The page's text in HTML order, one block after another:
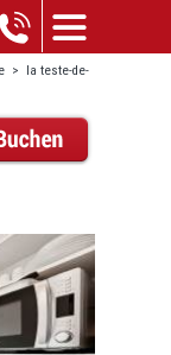
> la teste-de-
dune du pilat